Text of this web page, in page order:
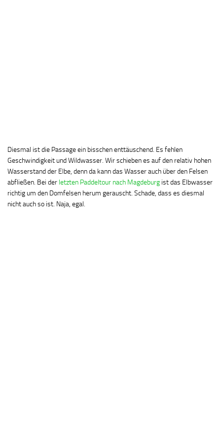
Diesmal ist die Passage ein bisschen enttäuschend. Es fehlen
Geschwindigkeit und Wildwasser. Wir schieben es auf den relativ hohen
Wasserstand der Elbe, denn da kann das Wasser auch über den Felsen
abfließen. Bei der letzten Paddeltour nach Magdeburg ist das Elbwasser
richtig um den Domfelsen herum gerauscht. Schade, dass es diesmal
nicht auch so ist. Naja, egal.